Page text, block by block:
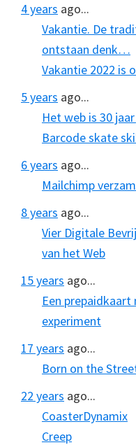
4 years ago...
Vakantie. De
ontstaan denk…
Vakantie 2022 is
5 years ago...
Het web is 30
Barcode skate
6 years ago...
Mailchimp
8 years ago...
Vier Digitale
van het Web
15 years ago...
Een prepaidkaart
experiment
17 years ago...
Born on the
22 years ago...
CoasterDynamix
Creep